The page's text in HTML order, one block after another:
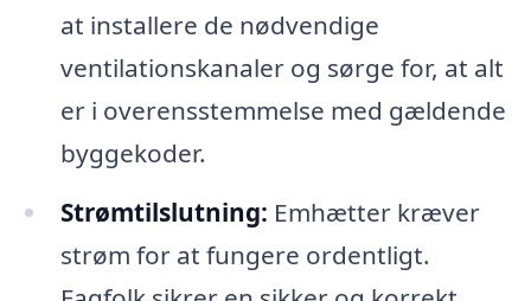
at installere de nødvendige
ventilationskanaler og sørge for, at alt
er i overensstemmelse med gældende
byggekoder.
Strømtilslutning: Emhætter kræver
strøm for at fungere ordentligt.